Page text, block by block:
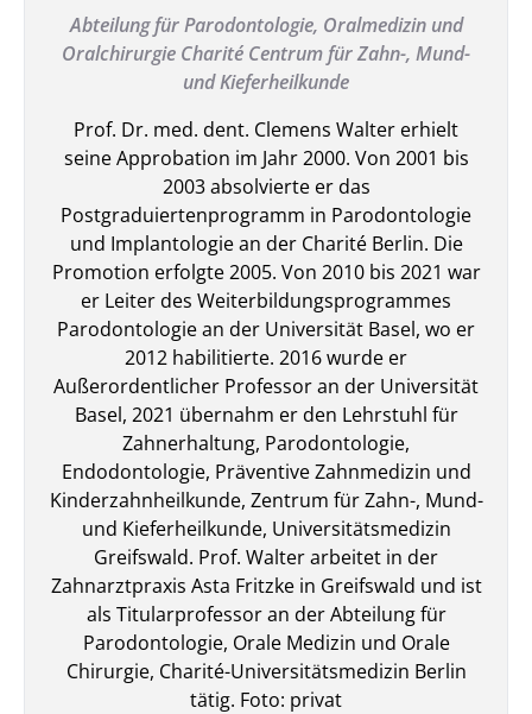
Abteilung für Parodontologie, Oralmedizin und
Oralchirurgie Charité Centrum für Zahn-, Mund-
und Kieferheilkunde
Prof. Dr. med. dent. Clemens Walter erhielt
seine Approbation im Jahr 2000. Von 2001 bis
2003 absolvierte er das
Postgraduiertenprogramm in Parodontologie
und Implantologie an der Charité Berlin. Die
Promotion erfolgte 2005. Von 2010 bis 2021 war
er Leiter des Weiterbildungsprogrammes
Parodontologie an der Universität Basel, wo er
2012 habilitierte. 2016 wurde er
Außerordentlicher Professor an der Universität
Basel, 2021 übernahm er den Lehrstuhl für
Zahnerhaltung, Parodontologie,
Endodontologie, Präventive Zahnmedizin und
Kinderzahnheilkunde, Zentrum für Zahn-, Mund-
und Kieferheilkunde, Universitätsmedizin
Greifswald. Prof. Walter arbeitet in der
Zahnarztpraxis Asta Fritzke in Greifswald und ist
als Titularprofessor an der Abteilung für
Parodontologie, Orale Medizin und Orale
Chirurgie, Charité-Universitätsmedizin Berlin
tätig. Foto: privat